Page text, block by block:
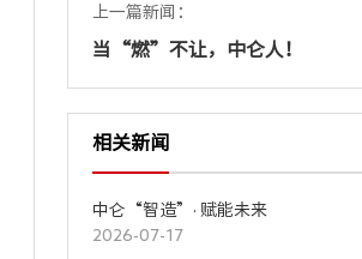
上一篇新闻：
当“燃”不让，中仑人！
相关新闻
中仑“智造”· 赋能未来
2026-07-17